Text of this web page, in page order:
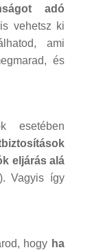
adó
vehetsz ki
ami
és
esetében
eljárás alá
Vagyis így
hogy ha